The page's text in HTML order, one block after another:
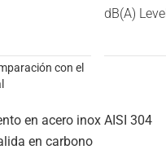
con el
dB(A) Level
en acero inox AISI 304
en carbono